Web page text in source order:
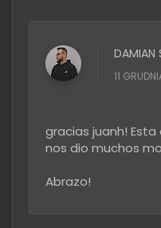
DAMIAN
11
gracias juanh!
nos dio muchos
Abrazo!